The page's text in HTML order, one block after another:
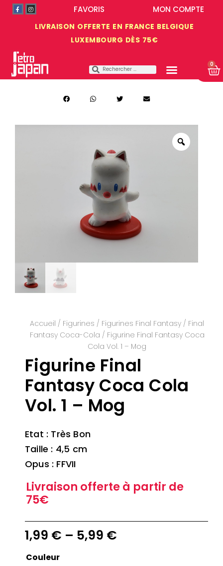
LIVRAISON OFFERTE EN FRANCE BELGIQUE
LUXEMBOURG DÈS 75€
MON COMPTE
FAVORIS
0
Accueil / Figurines / Figurines Final Fantasy / Final
Fantasy Coca-Cola / Figurine Final Fantasy Coca
Cola Vol. 1 – Mog
Figurine Final
Fantasy Coca Cola
Vol. 1 – Mog
Etat : Très Bon
Taille : 4,5 cm
Opus : FFVII
Livraison offerte à partir de
75€
1,99 € – 5,99 €
Couleur